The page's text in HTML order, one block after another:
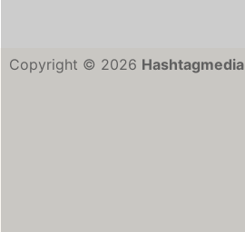
Copyright © 2026 Hashtagmedia